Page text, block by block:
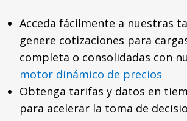
Acceda fácilmente a nuestras
genere cotizaciones para
completa o consolidadas con
motor dinámico de precios
Obtenga tarifas y datos en
para acelerar la toma de